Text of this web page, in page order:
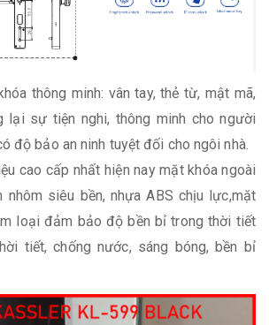
thông minh: vân tay, thẻ từ, mật mã,
lại sự tiện nghi, thông minh cho người
độ bảo an ninh tuyệt đối cho ngôi nhà.
cao cấp nhất hiện nay mặt khóa ngoài
siêu bền, nhựa ABS chịu lực,mặt
loại đảm bảo độ bền bỉ trong thời tiết
tiết, chống nước, sáng bóng, bền bỉ